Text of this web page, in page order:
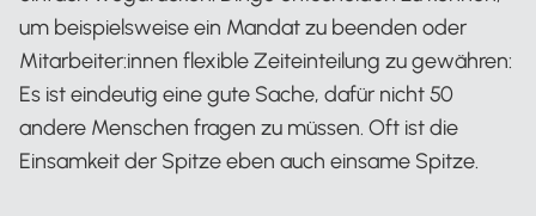
um beispielsweise ein Mandat zu beenden oder
Mitarbeiter:innen flexible Zeiteinteilung zu gewähren:
Es ist eindeutig eine gute Sache, dafür nicht 50
andere Menschen fragen zu müssen. Oft ist die
Einsamkeit der Spitze eben auch einsame Spitze.